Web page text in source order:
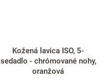
Kožená lavica ISO, 5-
sedadlo - chrómované nohy,
oranžová